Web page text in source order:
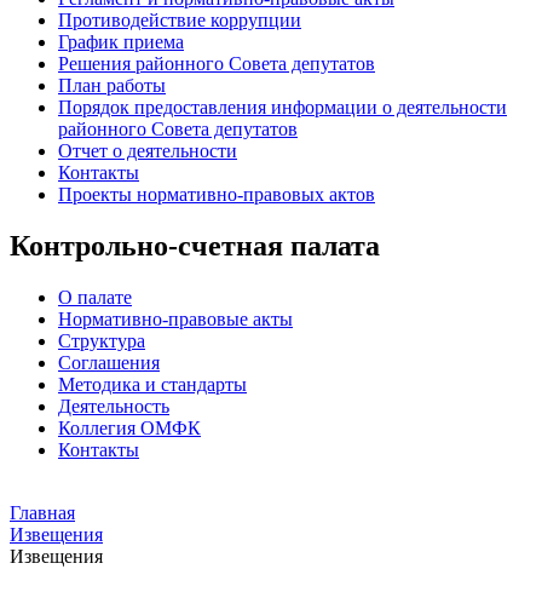
Противодействие коррупции
График приема
Решения районного Совета депутатов
План работы
Порядок предоставления информации о деятельности
районного Совета депутатов
Отчет о деятельности
Контакты
Проекты нормативно-правовых актов
Контрольно-счетная палата
О палате
Нормативно-правовые акты
Структура
Соглашения
Методика и стандарты
Деятельность
Коллегия ОМФК
Контакты
Главная
Извещения
Извещения